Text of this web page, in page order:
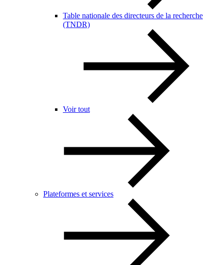
Table nationale des directeurs de la recherche
(TNDR)
Voir tout
Plateformes et services